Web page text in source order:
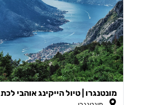
מונטנגרו | טיול הייקינג אוהבי לכת